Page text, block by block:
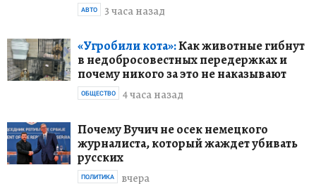
3 часа назад
АВТО
«Угробили кота»:Как животные гибнут
в недобросовестных передержках и
почему никого за это не наказывают
4 часа назад
ОБЩЕСТВО
Почему Вучич не осек немецкого
журналиста, который жаждет убивать
русских
вчера
ПОЛИТИКА